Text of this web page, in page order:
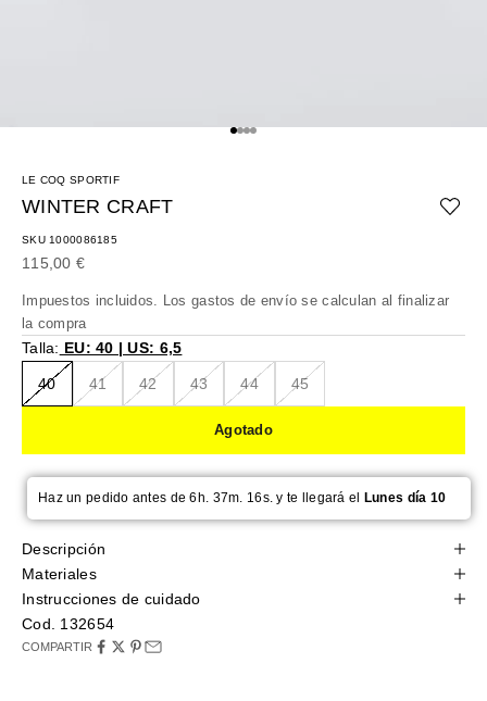
Ir al artículo 1
Ir al artículo 2
Ir al artículo 3
Ir al artículo 4
LE COQ SPORTIF
WINTER CRAFT
SKU 1000086185
Precio de oferta
115,00 €
Impuestos incluidos. Los gastos de envío se calculan al finalizar
la compra
Talla: EU: 40 | US: 6,5
40 41 42 43 44 45
Agotado
Haz un pedido antes de 6h. 37m. 15s. y te llegará el Lunes día 10
Descripción
Materiales
Instrucciones de cuidado
Cod. 132654
COMPARTIR